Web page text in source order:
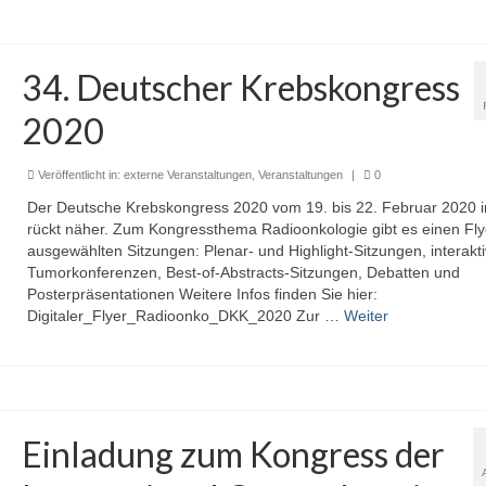
34. Deutscher Krebskongress
2020
Veröffentlicht in: externe Veranstaltungen, Veranstaltungen | 0
Der Deutsche Krebskongress 2020 vom 19. bis 22. Februar 2020
rückt näher. Zum Kongressthema Radioonkologie gibt es einen
ausgewählten Sitzungen: Plenar- und Highlight-Sitzungen,
Tumorkonferenzen, Best-of-Abstracts-Sitzungen, Debatten und
Posterpräsentationen Weitere Infos finden Sie hier:
Digitaler_Flyer_Radioonko_DKK_2020 Zur … Weiter
Einladung zum Kongress der